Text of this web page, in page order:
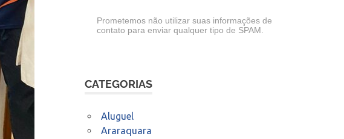
Prometemos não utilizar suas informações de
contato para enviar qualquer tipo de SPAM.
CATEGORIAS
Aluguel
Araraquara